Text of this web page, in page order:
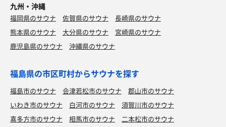
九州・沖縄
福岡県のサウナ 佐賀県のサウナ
長崎県のサウナ
熊本県のサウナ
大分県のサウナ
宮崎県のサウナ
鹿児島県のサウナ
沖縄県のサウナ
福島県の市区町村からサウナを探す
福島市のサウナ 会津若松市のサウナ
郡山市のサウナ
いわき市のサウナ
白河市のサウナ
須賀川市のサウナ
喜多方市のサウナ
相馬市のサウナ
二本松市のサウナ